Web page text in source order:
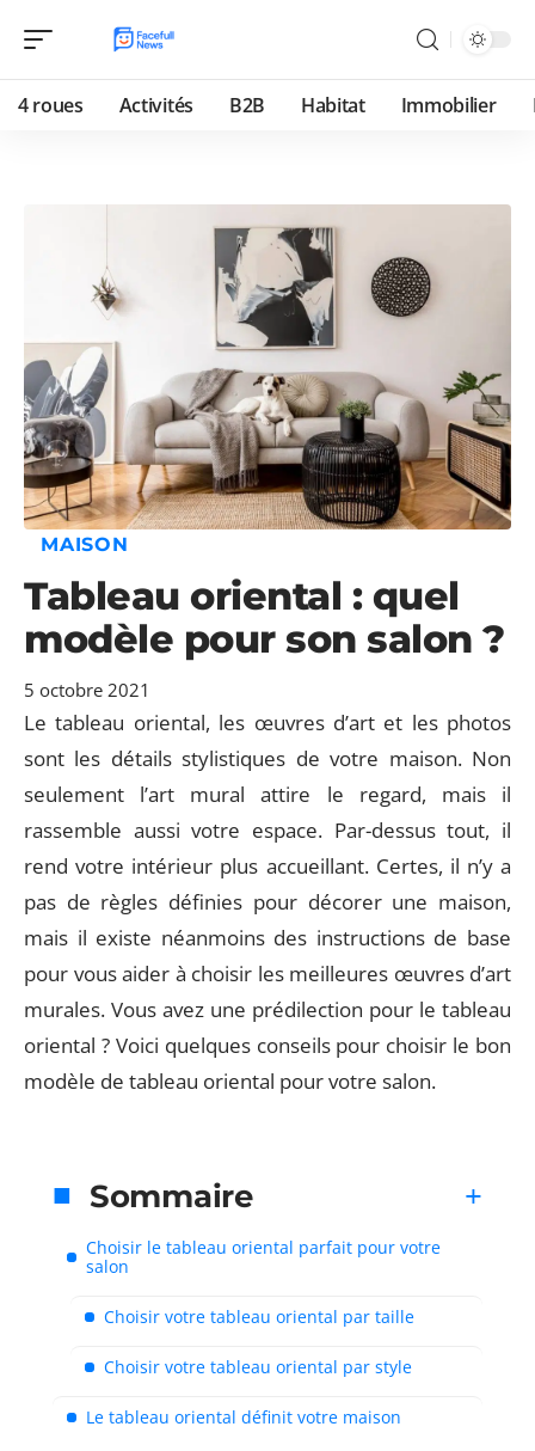
4 roues Activités B2B Habitat Immobilier
MAISON
Tableau oriental : quel
modèle pour son salon ?
5 octobre 2021
Le tableau oriental, les œuvres d’art et les photos
sont les détails stylistiques de votre maison. Non
seulement l’art mural attire le regard, mais il
rassemble aussi votre espace. Par-dessus tout, il
rend votre intérieur plus accueillant. Certes, il n’y a
pas de règles définies pour décorer une maison,
mais il existe néanmoins des instructions de base
pour vous aider à choisir les meilleures œuvres d’art
murales. Vous avez une prédilection pour le tableau
oriental ? Voici quelques conseils pour choisir le bon
modèle de tableau oriental pour votre salon.
Sommaire
Choisir le tableau oriental parfait pour votre
salon
Choisir votre tableau oriental par taille
Choisir votre tableau oriental par style
Le tableau oriental définit votre maison